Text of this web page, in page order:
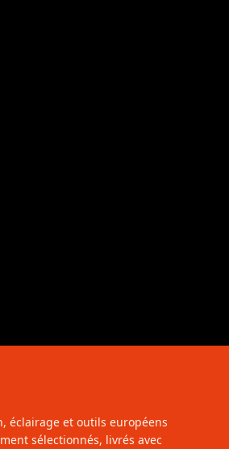
éclairage et outils européens
sélectionnés, livrés avec